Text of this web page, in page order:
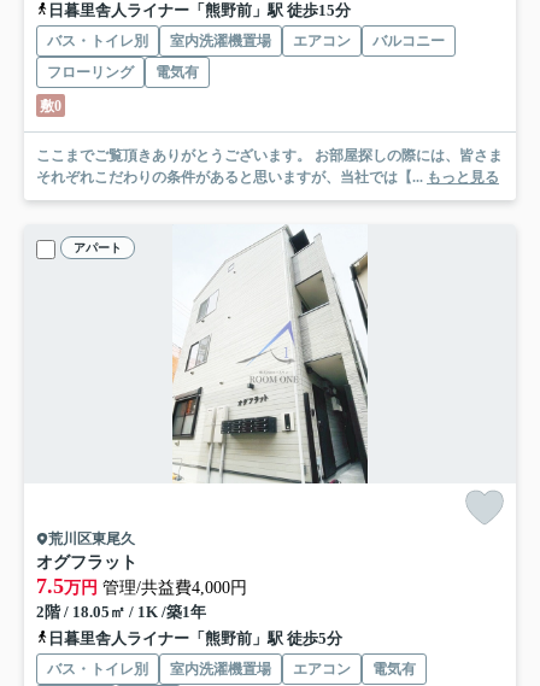
日暮里舎人ライナー「熊野前」駅 徒歩15分
バス・トイレ別 室内洗濯機置場 エアコン
バルコニー
フローリング
電気有
敷0
ここまでご覧頂きありがとうございます。 お部屋探しの際には、皆さま
それぞれこだわりの条件があると思いますが、当社では【... もっと見る
アパート
荒川区東尾久
オグフラット
7.5万円 管理/共益費4,000円
2階 / 18.05㎡ / 1K /築1年
日暮里舎人ライナー「熊野前」駅 徒歩5分
バス・トイレ別 室内洗濯機置場 エアコン
電気有